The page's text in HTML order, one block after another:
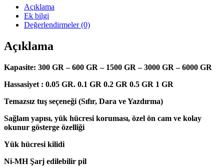
Açıklama
Ek bilgi
Değerlendirmeler (0)
Açıklama
Kapasite: 300 GR – 600 GR – 1500 GR – 3000 GR – 6000 GR
Hassasiyet : 0.05 GR. 0.1 GR 0.2 GR 0.5 GR 1 GR
Temazsız tuş seçeneği (Sıfır, Dara ve Yazdırma)
Sağlam yapısı, yük hücresi koruması, özel ön cam ve kolay
okunur gösterge özelliği
Yük hücresi kilidi
Ni-MH Şarj edilebilir pil